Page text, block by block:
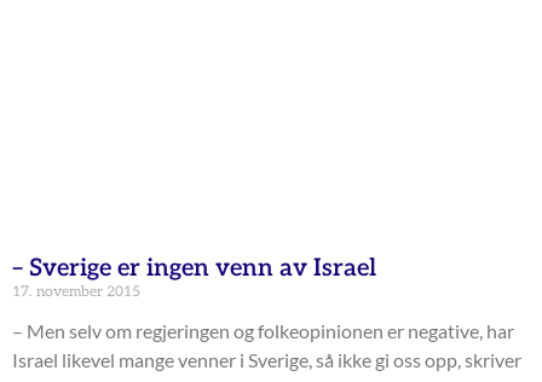
– Sverige er ingen venn av Israel
17. november 2015
– Men selv om regjeringen og folkeopinionen er negative, har
Israel likevel mange venner i Sverige, så ikke gi oss opp, skriver